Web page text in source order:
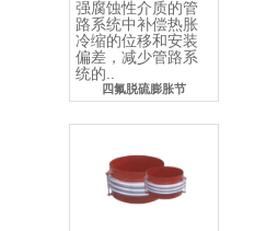
强腐蚀性介质的管
路系统中补偿热胀
冷缩的位移和安装
偏差，减少管路系
统的..
四氟脱硫膨胀节